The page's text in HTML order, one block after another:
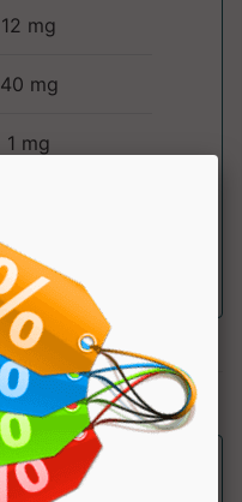
12 mg
40 mg
1 mg